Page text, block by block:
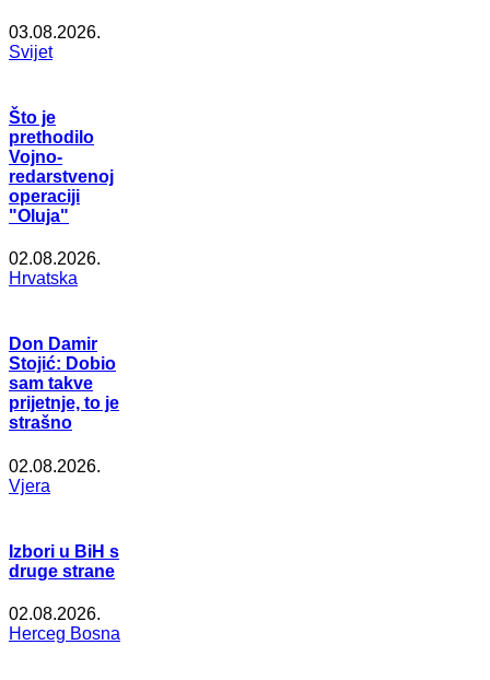
03.08.2026.
Svijet
Što je
prethodilo
Vojno-
redarstvenoj
operaciji
"Oluja"
02.08.2026.
Hrvatska
Don Damir
Stojić: Dobio
sam takve
prijetnje, to je
strašno
02.08.2026.
Vjera
Izbori u BiH s
druge strane
02.08.2026.
Herceg Bosna